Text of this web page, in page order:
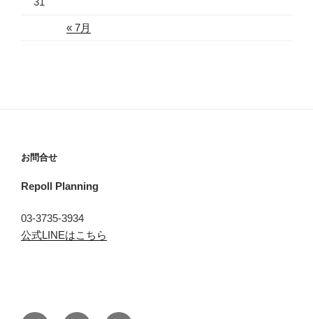
« 7月
お問合せ
Repoll Planning
03-3735-3934
公式LINEはこちら